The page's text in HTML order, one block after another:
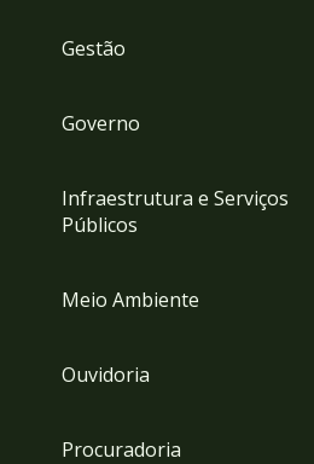
Gestão
Governo
Infraestrutura e Serviços
Públicos
Meio Ambiente
Ouvidoria
Procuradoria